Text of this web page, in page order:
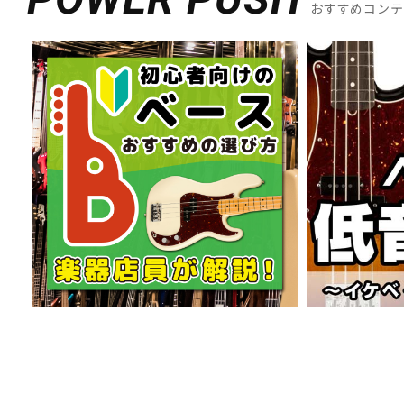
おすすめコン